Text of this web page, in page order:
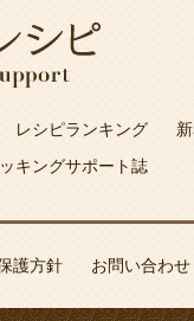
レシピランキング
キングサポート誌
護方針 お問い合わせ